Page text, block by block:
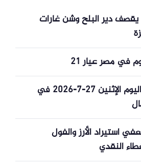
يقصف دير البلح وشن غارات
في مصر عيار 21
أسعار الدواجن اليوم الإثنين 27-7-2026 في
استيراد الأرز والفول
النقدي